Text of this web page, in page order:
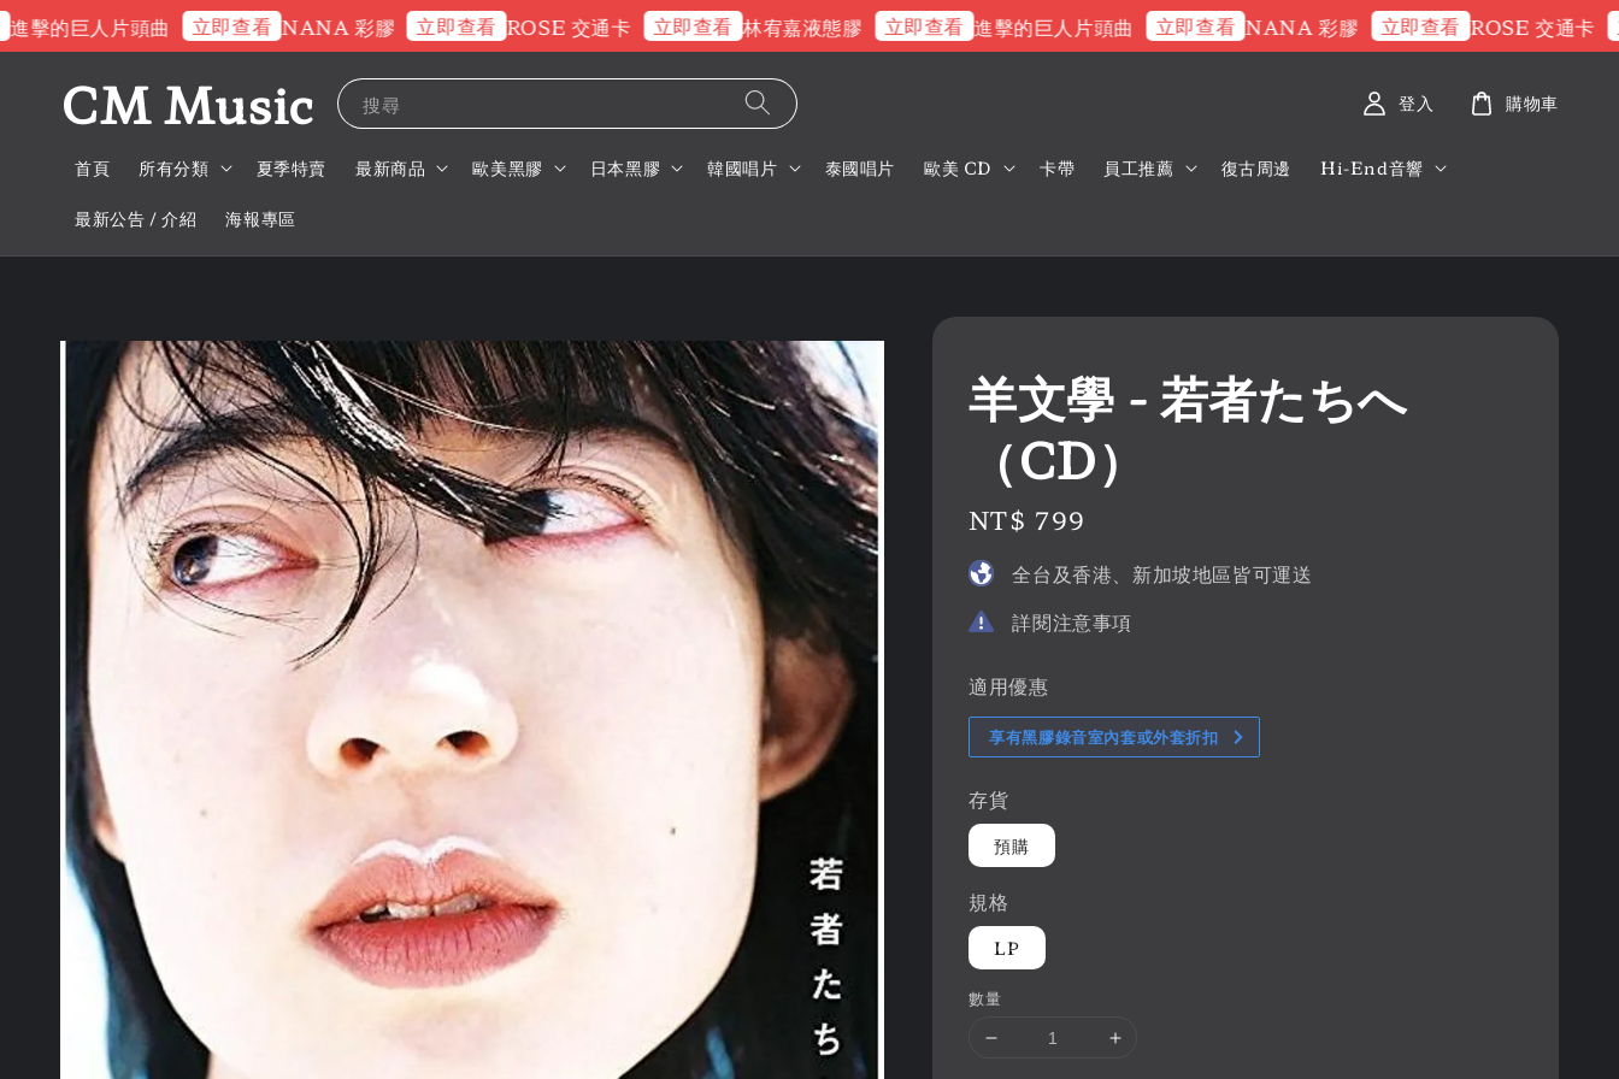
的巨人片頭曲 立即查看 NANA 彩膠 立即查看 ROSE 交通卡 立即查看 林宥嘉液態膠 立即查看 進擊的巨人片頭曲 立即查看 NANA 彩膠 立即查看 ROSE 交通卡 立即
CM Music 搜尋
首頁 所有分類 夏季特賣 最新商品 歐美黑膠 日本黑膠 韓國唱片 泰國唱片 歐美 CD 卡帶 員工推薦 復古周邊 Hi-End音響
最新公告 / 介紹 海報專區
登入 購物車
羊文學 - 若者たちへ
（CD）
Regular
price
NT$ 799
全台及香港、新加坡地區皆可運送
詳閱注意事項
適用優惠
享有黑膠錄音室內套或外套折扣
存貨
預購
規格
LP
數量